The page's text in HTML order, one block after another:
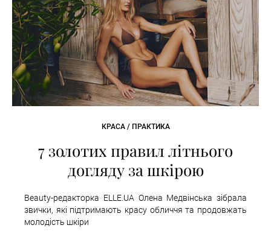
КРАСА / ПРАКТИКА
7 золотих правил літнього
догляду за шкірою
Beauty-редакторка ELLE.UA Олена Медвінська зібрала
звички, які підтримають красу обличчя та продовжать
молодість шкіри